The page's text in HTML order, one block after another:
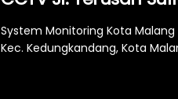
System Monitoring Kota Malang
Kec. Kedungkandang, Kota